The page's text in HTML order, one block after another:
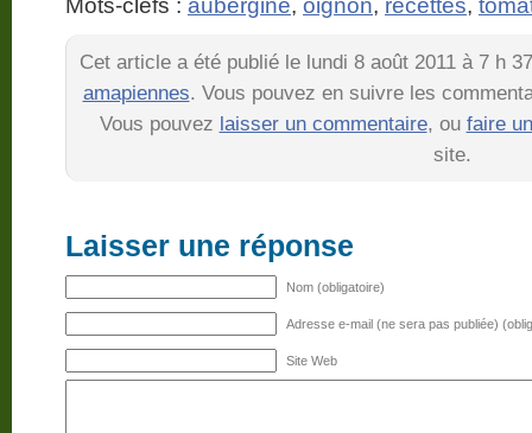
Cet article a été publié le lundi 8 août 2011 à 7 h
amapiennes. Vous pouvez en suivre les
Vous pouvez laisser un commentaire, ou faire
site.
Laisser une réponse
Nom (obligatoire)
Adresse e-mail (ne sera pas publiée)
Site Web